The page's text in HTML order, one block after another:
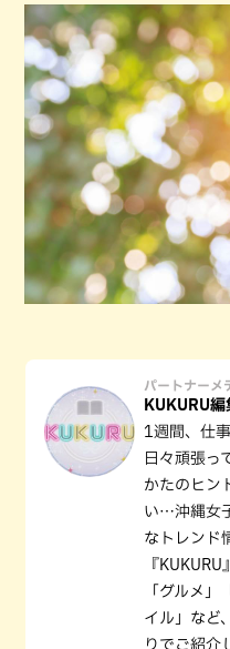
パートナーメ
KUKURU編
1週間、仕
日々頑張っ
かたのヒン
い…沖縄女
なトレンド
『
「グルメ」
イル」など
りでご紹介